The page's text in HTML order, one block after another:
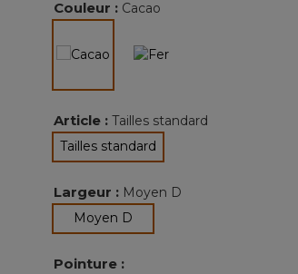
Couleur : Cacao
sélectionné
Article : Tailles standard
Tailles standard
sélectionné
Largeur : Moyen D
Moyen D
Pointure :